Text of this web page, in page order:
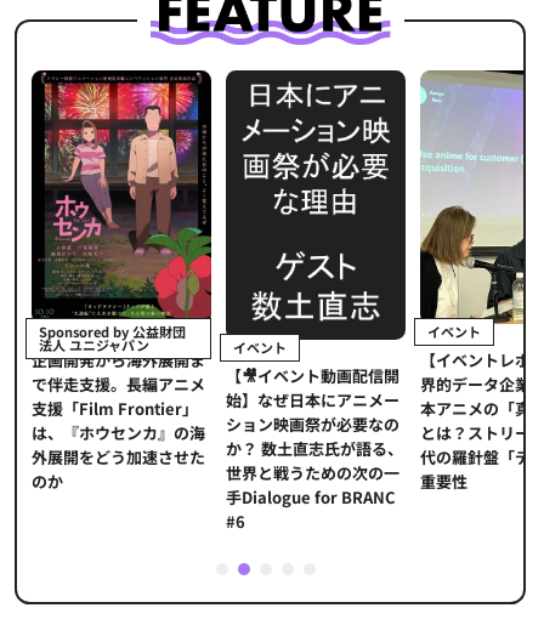
Sponsored by 公益財団
法人 ユニジャパン
企画開発から海外展開ま
で伴走支援。長編アニメ
支援「Film Frontier」
は、『ホウセンカ』の海
外展開をどう加速させた
のか
イベント
【🎥イベント動画配信開
始】なぜ日本にアニメー
ション映画祭が必要なの
か？ 数土直志氏が語る、
世界と戦うための次の一
手Dialogue for BRANC
#6
イベント
【イベントレポ
界的データ企業
本アニメの「真
とは？ストリー
代の羅針盤「デ
重要性
2